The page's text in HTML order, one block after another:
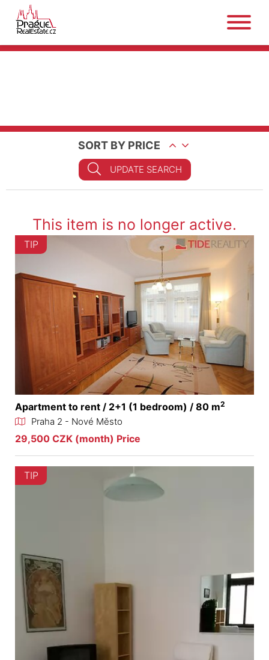
SORT BY PRICE
UPDATE SEARCH
This item is no longer active.
TIP
Apartment to rent / 2+1 (1 bedroom) / 80 m2
Praha 2 - Nové Město
29,500 CZK (month) Price
TIP